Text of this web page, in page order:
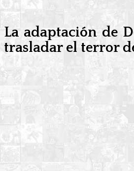
La adaptación de
trasladar el terror